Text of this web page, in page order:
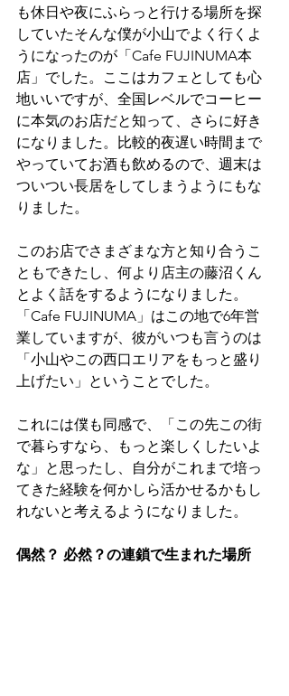
も休日や夜にふらっと行ける場所を探
していたそんな僕が小山でよく行くよ
うになったのが「Cafe FUJINUMA本
店」でした。ここはカフェとしても心
地いいですが、全国レベルでコーヒー
に本気のお店だと知って、さらに好き
になりました。比較的夜遅い時間まで
やっていてお酒も飲めるので、週末は
ついつい長居をしてしまうようにもな
りました。
このお店でさまざまな方と知り合うこ
ともできたし、何より店主の藤沼くん
とよく話をするようになりました。
「Cafe FUJINUMA」はこの地で6年営
業していますが、彼がいつも言うのは
「小山やこの西口エリアをもっと盛り
上げたい」ということでした。
これには僕も同感で、「この先この街
で暮らすなら、もっと楽しくしたいよ
な」と思ったし、自分がこれまで培っ
てきた経験を何かしら活かせるかもし
れないと考えるようになりました。
偶然？ 必然？の連鎖で生まれた場所